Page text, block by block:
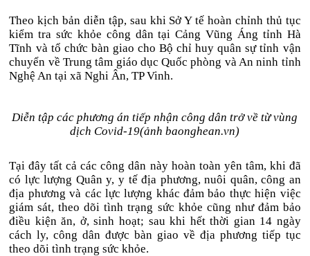
Theo kịch bản diễn tập, sau khi Sở Y tế hoàn chỉnh thủ tục
kiểm tra sức khỏe công dân tại Cảng Vũng Áng tỉnh Hà
Tĩnh và tổ chức bàn giao cho Bộ chỉ huy quân sự tỉnh vận
chuyển về Trung tâm giáo dục Quốc phòng và An ninh tỉnh
Nghệ An tại xã Nghi Ân, TP Vinh.
Diễn tập các phương án tiếp nhận công dân trở về từ vùng
dịch Covid-19(ảnh baonghean.vn)
Tại đây tất cả các công dân này hoàn toàn yên tâm, khi đã
có lực lượng Quân y, y tế địa phương, nuôi quân, công an
địa phương và các lực lượng khác đảm bảo thực hiện việc
giám sát, theo dõi tình trạng sức khỏe cũng như đảm bảo
điều kiện ăn, ở, sinh hoạt; sau khi hết thời gian 14 ngày
cách ly, công dân được bàn giao về địa phương tiếp tục
theo dõi tình trạng sức khỏe.